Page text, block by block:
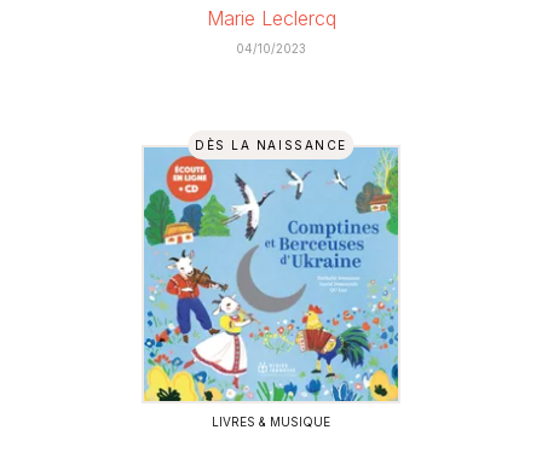
Marie Leclercq
04/10/2023
DÈS LA NAISSANCE
LIVRES & MUSIQUE